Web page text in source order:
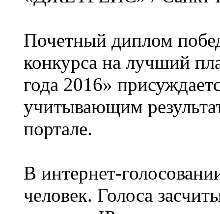
Почетный диплом
конкурса на лучший
года 2016»
учитывающим
портале.
В интернет-
человек. Голоса